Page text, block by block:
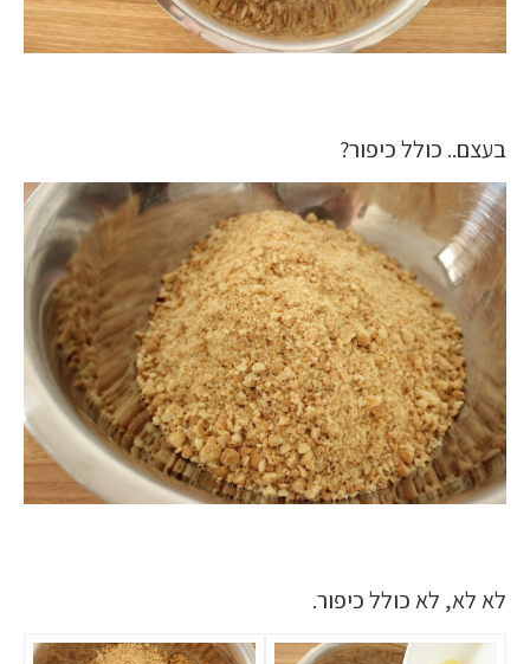
בעצם.. כולל כיפור?
לא לא, לא כולל כיפור.